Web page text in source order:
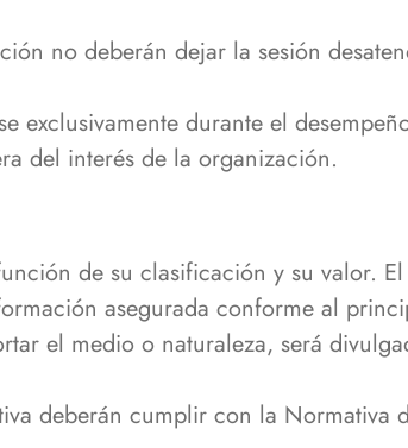
no deberán dejar la sesión
exclusivamente durante el
del interés de la organización.
de su clasificación y su valor.
asegurada conforme al
el medio o naturaleza, será
deberán cumplir con la Normativa